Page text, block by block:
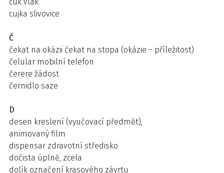
cujka slivovice
Č
čekat na okázii čekat na stopa (okázie – příležitost)
čelular mobilní telefon
čerere žádost
černidlo saze
D
desen kreslení (vyučovací předmět),
animovaný film
dispensar zdravotní středisko
dočista úplně, zcela
dolík označení krasového závrtu